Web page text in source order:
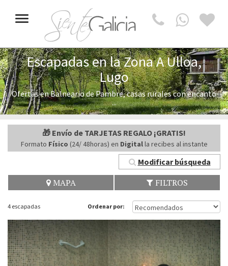
Toggle
navigation
Escapadas en la Zona A Ulloa,
Lugo
Ofertas en Balneario de Pambre, casas rurales con encanto
...
🎁 Envío de TARJETAS REGALO ¡GRATIS!
Formato Físico (24/ 48horas) en Digitalla recibes al instante
Modificar búsqueda
MAPA FILTROS
4 escapadas Ordenar por: